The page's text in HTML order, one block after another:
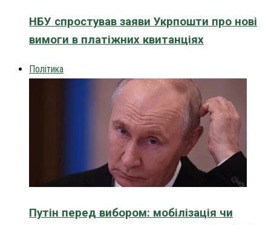
НБУ спростував заяви Укрпошти про нові
вимоги в платіжних квитанціях
Політика
Путін перед вибором: мобілізація чи